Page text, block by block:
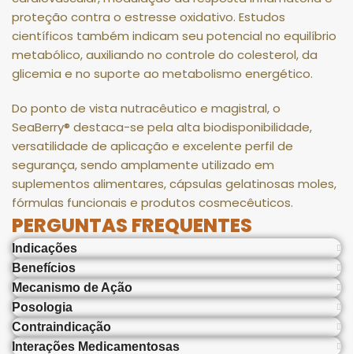
proteção contra o estresse oxidativo. Estudos
científicos também indicam seu potencial no equilíbrio
metabólico, auxiliando no controle do colesterol, da
glicemia e no suporte ao metabolismo energético.
Do ponto de vista nutracêutico e magistral, o
SeaBerry® destaca-se pela alta biodisponibilidade,
versatilidade de aplicação e excelente perfil de
segurança, sendo amplamente utilizado em
suplementos alimentares, cápsulas gelatinosas moles,
fórmulas funcionais e produtos cosmecêuticos.
PERGUNTAS FREQUENTES
Indicações
Benefícios
Mecanismo de Ação
Posologia
Contraindicação
Interações Medicamentosas